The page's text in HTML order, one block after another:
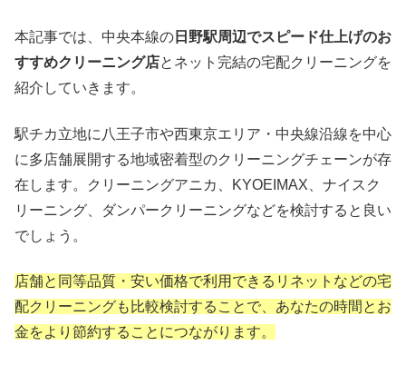
本記事では、中央本線の 日野駅周辺でスピード仕上げのお
すすめクリーニング店とネット完結の宅配クリーニングを
紹介していきます。
駅チカ立地に八王子市や西東京エリア・中央線沿線を中心
に多店舗展開する地域密着型のクリーニングチェーンが存
在します。クリーニングアニカ、KYOEIMAX、ナイスク
リーニング、ダンパークリーニングなどを検討すると良い
でしょう。
店舗と同等品質・安い価格で利用できるリネットなどの宅
配クリーニングも比較検討することで、あなたの時間とお
金をより節約することにつながります。